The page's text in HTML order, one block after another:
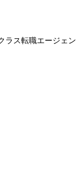
ラス転職エージェン